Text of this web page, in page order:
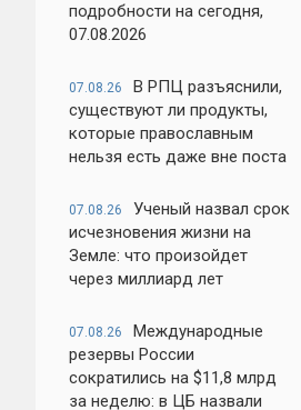
подробности на сегодня,
07.08.2026
07.08.26
В РПЦ разъяснили,
существуют ли продукты,
которые православным
нельзя есть даже вне поста
07.08.26
Ученый назвал срок
исчезновения жизни на
Земле: что произойдет
через миллиард лет
07.08.26
Международные
резервы России
сократились на $11,8 млрд
за неделю: в ЦБ назвали